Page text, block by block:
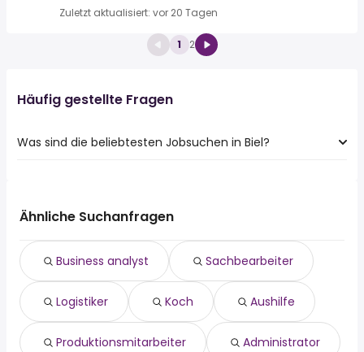
Zuletzt aktualisiert: vor 20 Tagen
1 2
Häufig gestellte Fragen
Was sind die beliebtesten Jobsuchen in Biel?
logistiker
produktionsmitarbeiter
administrator
chauffeur
teilzeit
landschaftsgärtner
Ähnliche Suchanfragen
Business analyst Sachbearbeiter
Logistiker Koch Aushilfe
Produktionsmitarbeiter Administrator